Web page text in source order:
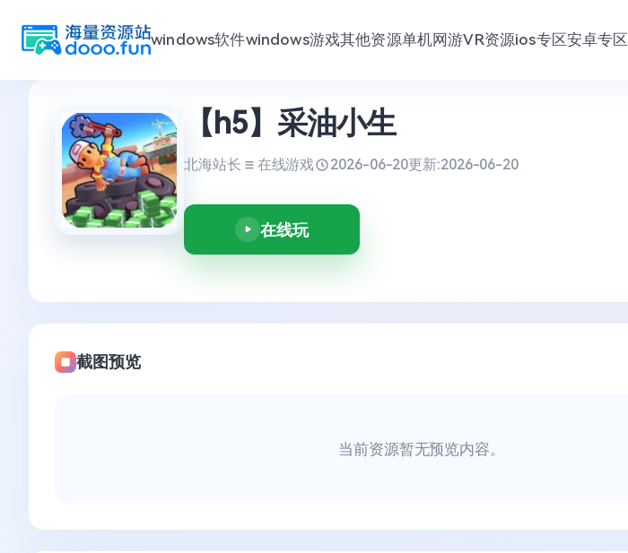
windows软件windows游戏其他资源单机网游VR资源ios专区安卓专区
【h5】采油小生
北海站长 在线游戏 2026-06-20更新:2026-06-20
在线玩
截图预览
当前资源暂无预览内容。